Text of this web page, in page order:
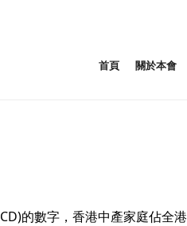
首頁 關於本會
的數字，香港中產家庭佔全